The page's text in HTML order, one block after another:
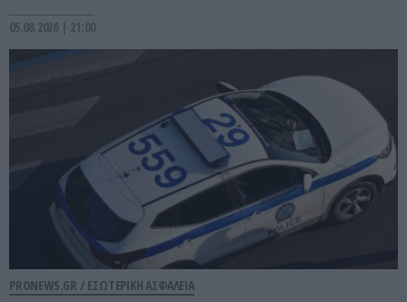
05.08.2026 | 21:00
PRONEWS.GR / ΕΣΩΤΕΡΙΚΗ ΑΣΦΑΛΕΙΑ